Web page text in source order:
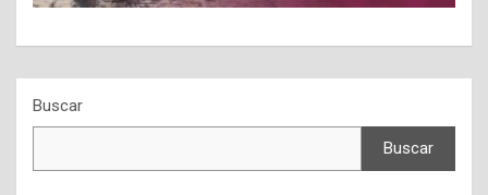
Buscar
Buscar